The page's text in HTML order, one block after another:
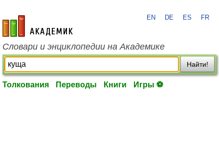
academic.ru
EN DE ES FR
Словари и энциклопедии на Академике
Найти!
Толкования Переводы Книги Игры ⚽